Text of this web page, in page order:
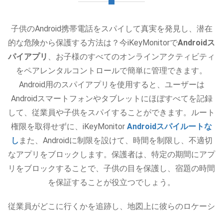
子供のAndroid携帯電話をスパイして真実を発見し、潜在
的な危険から保護する方法は？今iKeyMonitorでAndroidス
パイアプリ 、お子様のすべてのオンラインアクティビティ
をペアレンタルコントロールで簡単に管理できます。
Android用のスパイアプリを使用すると、ユーザーは
Androidスマートフォンやタブレットにほぼすべてを記録
して、従業員や子供をスパイすることができます。ルート
権限を取得せずに、iKeyMonitor Androidスパイルートな
し また、Androidに制限を設けて、時間を制限し、不適切
なアプリをブロックします。保護者は、特定の期間にアプ
リをブロックすることで、子供の目を保護し、宿題の時間
を保証することが役立つでしょう。
従業員がどこに行くかを追跡し、地図上に彼らのロケーシ